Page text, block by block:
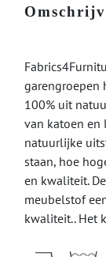
garengroepen
100% uit
van katoen en
natuurlijke
staan, hoe
en kwaliteit.
meubelstof
kwaliteit.. Het